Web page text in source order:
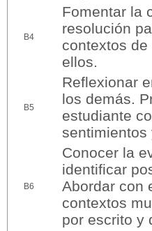
B4
Fomentar la
resolución
contextos
ellos.
B5
Reflexionar
los demás.
estudiante
sentimientos
B6
Conocer la
identificar
Abordar con
contextos
por escrito y